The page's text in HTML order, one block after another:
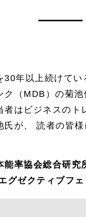
30年以上続けて
ク（MDB）の菊
者はビジネスのト
氏が、 読者の皆
率協会総合研究
ゼクティブフェ